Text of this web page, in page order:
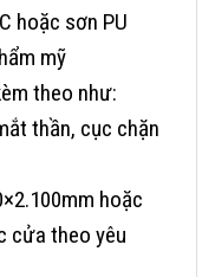
hoặc sơn PU
mỹ
theo như:
thần, cục chặn
hoặc
cửa theo yêu